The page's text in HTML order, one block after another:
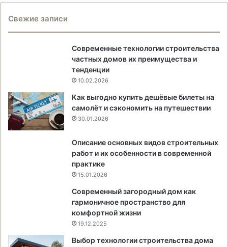
Свежие записи
Современные технологии строительства
частных домов их преимущества и
тенденции
10.02.2026
Как выгодно купить дешёвые билеты на
самолёт и сэкономить на путешествии
30.01.2026
Описание основных видов строительных
работ и их особенности в современной
практике
15.01.2026
Современный загородный дом как
гармоничное пространство для
комфортной жизни
19.12.2025
Выбор технологии строительства дома